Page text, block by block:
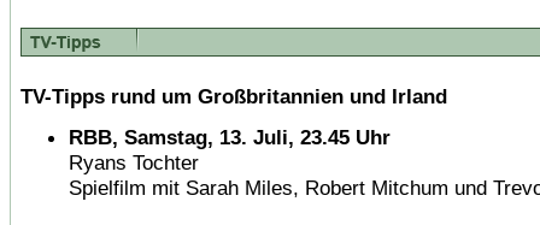
TV-Tipps rund um Großbritannien und Irland
RBB, Samstag, 13. Juli, 23.45 Uhr
Ryans Tochter
Spielfilm mit Sarah Miles, Robert Mitchum und